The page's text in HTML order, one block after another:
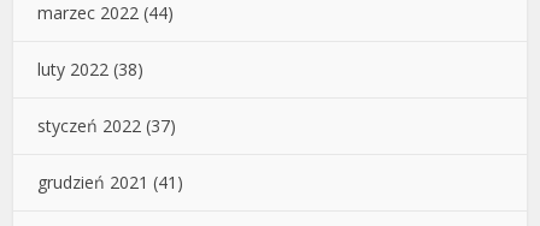
marzec 2022 (44)
luty 2022 (38)
styczeń 2022 (37)
grudzień 2021 (41)